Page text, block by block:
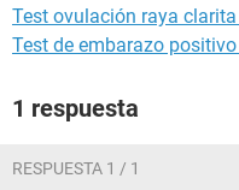
Test ovulación raya
Test de embarazo
1 respuesta
RESPUESTA 1 / 1